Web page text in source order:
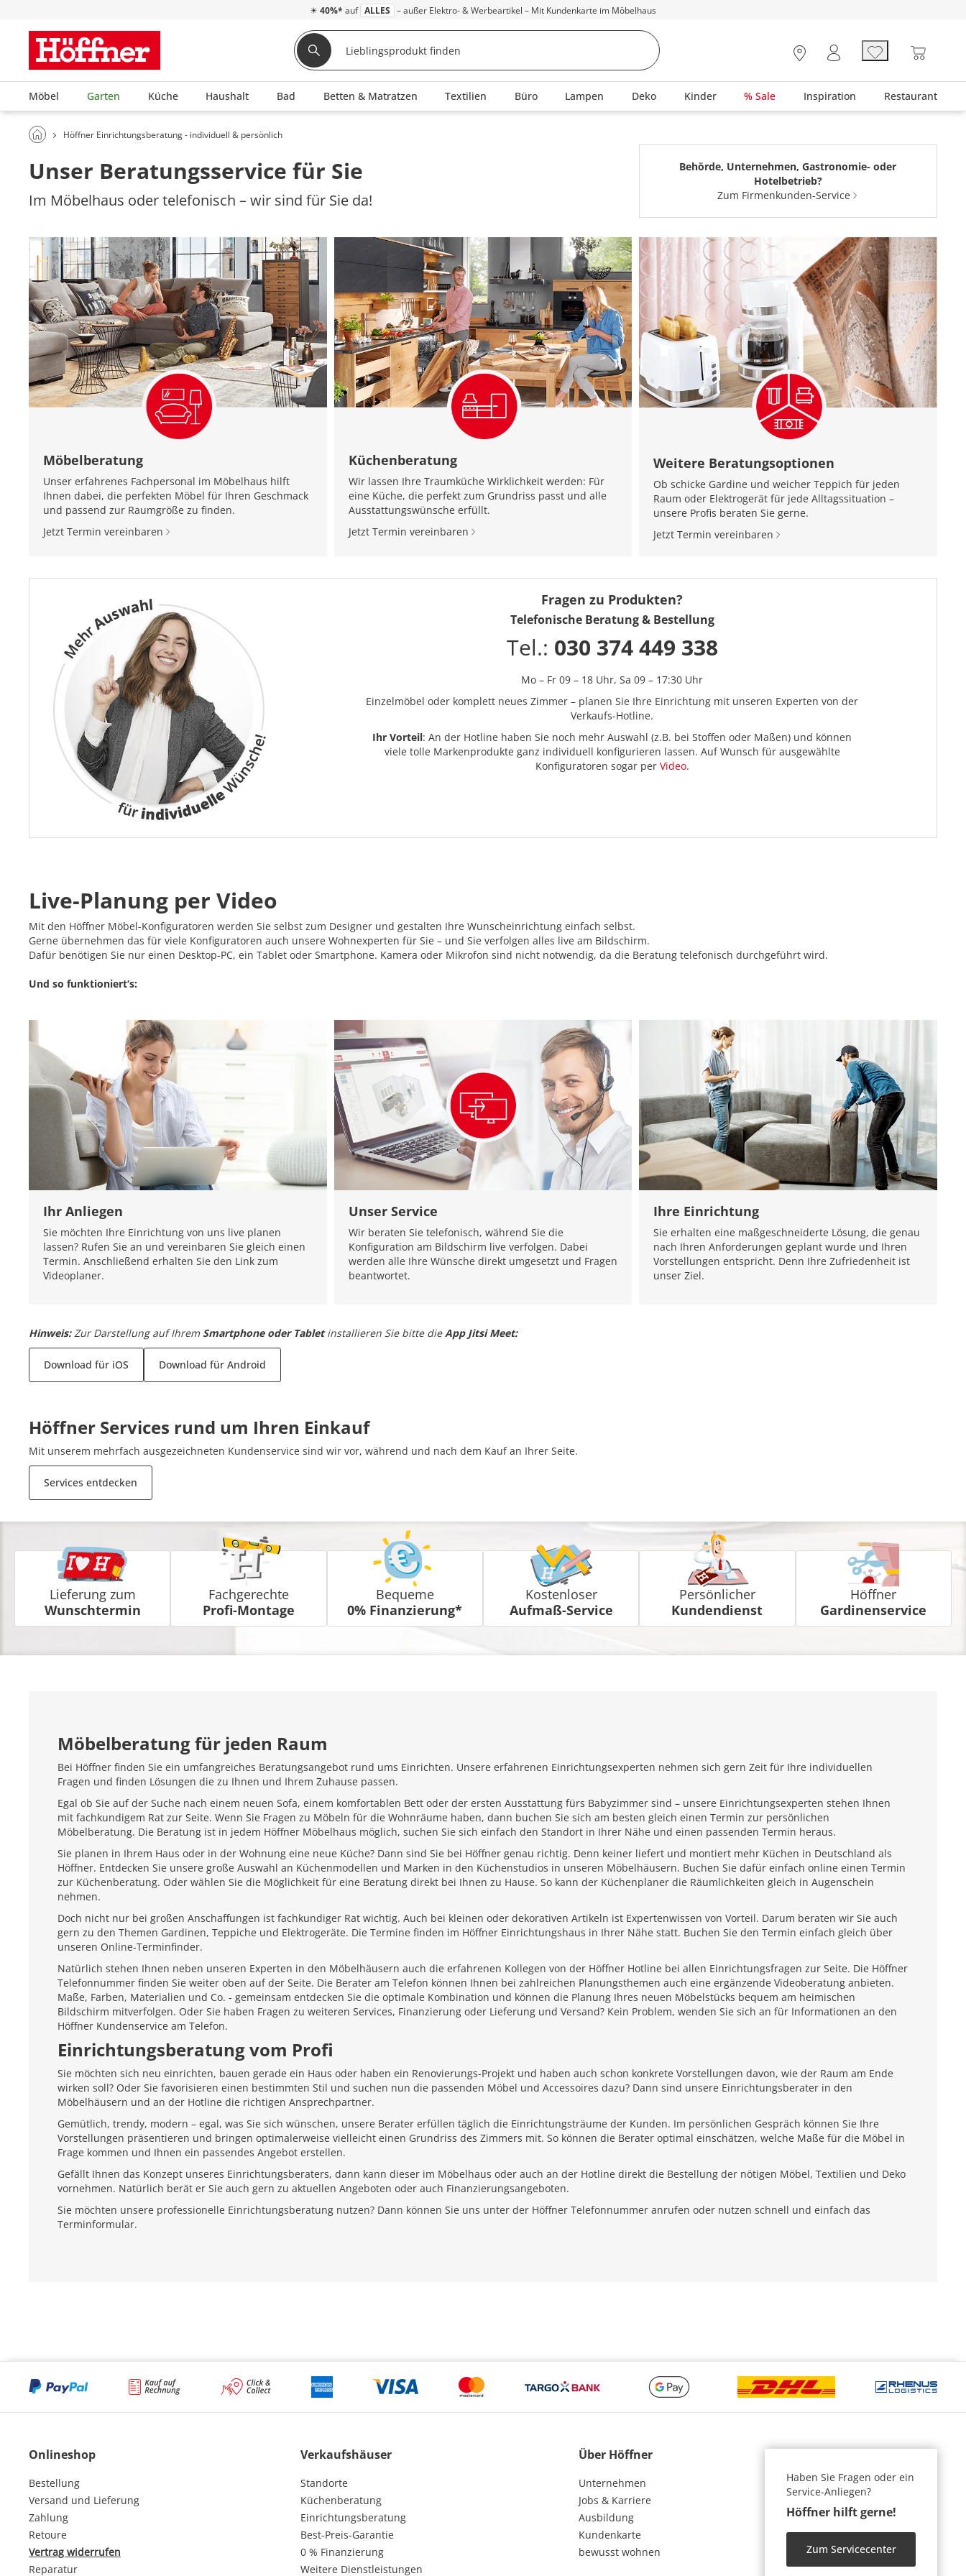
☀ 40%* auf ALLES – außer Elektro- & Werbeartikel – Mit Kundenkarte im Möbelhaus
Möbel Garten Küche Haushalt Bad Betten & Matratzen Textilien Büro Lampen Deko Kinder % Sale Inspiration Restaurant
Höffner Einrichtungsberatung - individuell & persönlich
Unser Beratungsservice für Sie
Im Möbelhaus oder telefonisch – wir sind für Sie da!
Behörde, Unternehmen, Gastronomie- oder
Hotelbetrieb?
Zum Firmenkunden-Service
Möbelberatung
Unser erfahrenes Fachpersonal im Möbelhaus hilft
Ihnen dabei, die perfekten Möbel für Ihren Geschmack
und passend zur Raumgröße zu finden.
Jetzt Termin vereinbaren
Küchenberatung
Wir lassen Ihre Traumküche Wirklichkeit werden: Für
eine Küche, die perfekt zum Grundriss passt und alle
Ausstattungswünsche erfüllt.
Jetzt Termin vereinbaren
Weitere Beratungsoptionen
Ob schicke Gardine und weicher Teppich für jeden
Raum oder Elektrogerät für jede Alltagssituation –
unsere Profis beraten Sie gerne.
Jetzt Termin vereinbaren
Fragen zu Produkten?
Telefonische Beratung & Bestellung
Tel.: 030 374 449 338
Mo – Fr 09 – 18 Uhr,Sa 09 – 17:30 Uhr
Einzelmöbel oder komplett neues Zimmer – planen Sie Ihre Einrichtung mit unseren Experten von der
Verkaufs-Hotline.
Ihr Vorteil: An der Hotline haben Sie noch mehr Auswahl (z.B. bei Stoffen oder Maßen) und können
viele tolle Markenprodukte ganz individuell konfigurieren lassen. Auf Wunsch für ausgewählte
Konfiguratoren sogar per Video.
Live-Planung per Video
Mit den Höffner Möbel-Konfiguratoren werden Sie selbst zum Designer und gestalten Ihre Wunscheinrichtung einfach selbst.
Gerne übernehmen das für viele Konfiguratoren auch unsere Wohnexperten für Sie – und Sie verfolgen alles live am Bildschirm.
Dafür benötigen Sie nur einen Desktop-PC, ein Tablet oder Smartphone. Kamera oder Mikrofon sind nicht notwendig, da die Beratung telefonisch durchgeführt wird.
Und so funktioniert‘s:
Ihr Anliegen
Sie möchten Ihre Einrichtung von uns live planen
lassen? Rufen Sie an und vereinbaren Sie gleich einen
Termin. Anschließend erhalten Sie den Link zum
Videoplaner.
Unser Service
Wir beraten Sie telefonisch, während Sie die
Konfiguration am Bildschirm live verfolgen. Dabei
werden alle Ihre Wünsche direkt umgesetzt und Fragen
beantwortet.
Ihre Einrichtung
Sie erhalten eine maßgeschneiderte Lösung, die genau
nach Ihren Anforderungen geplant wurde und Ihren
Vorstellungen entspricht. Denn Ihre Zufriedenheit ist
unser Ziel.
Hinweis: Zur Darstellung auf Ihrem Smartphone oder Tabletinstallieren Sie bitte dieApp Jitsi Meet:
Download für iOS Download für Android
Höffner Services rund um Ihren Einkauf
Mit unserem mehrfach ausgezeichneten Kundenservice sind wir vor, während und nach dem Kauf an Ihrer Seite.
Services entdecken
Lieferung zum
Wunschtermin
Fachgerechte
Profi-Montage
Bequeme
0% Finanzierung*
Kostenloser
Aufmaß-Service
Persönlicher
Kundendienst
Höffner
Gardinenservice
Möbelberatung für jeden Raum
Bei Höffner finden Sie ein umfangreiches Beratungsangebot rund ums Einrichten. Unsere erfahrenen Einrichtungsexperten nehmen sich gern Zeit für Ihre individuellen
Fragen und finden Lösungen die zu Ihnen und Ihrem Zuhause passen.
Egal ob Sie auf der Suche nach einem neuen Sofa, einem komfortablen Bett oder der ersten Ausstattung fürs Babyzimmer sind – unsere Einrichtungsexperten stehen Ihnen
mit fachkundigem Rat zur Seite. Wenn Sie Fragen zu Möbeln für die Wohnräume haben, dann buchen Sie sich am besten gleich einen Termin zur persönlichen
Möbelberatung. Die Beratung ist in jedem Höffner Möbelhaus möglich, suchen Sie sich einfach den Standort in Ihrer Nähe und einen passenden Termin heraus.
Sie planen in Ihrem Haus oder in der Wohnung eine neue Küche? Dann sind Sie bei Höffner genau richtig. Denn keiner liefert und montiert mehr Küchen in Deutschland als
Höffner. Entdecken Sie unsere große Auswahl an Küchenmodellen und Marken in den Küchenstudios in unseren Möbelhäusern. Buchen Sie dafür einfach online einen Termin
zur Küchenberatung. Oder wählen Sie die Möglichkeit für eine Beratung direkt bei Ihnen zu Hause. So kann der Küchenplaner die Räumlichkeiten gleich in Augenschein
nehmen.
Doch nicht nur bei großen Anschaffungen ist fachkundiger Rat wichtig. Auch bei kleinen oder dekorativen Artikeln ist Expertenwissen von Vorteil. Darum beraten wir Sie auch
gern zu den Themen Gardinen, Teppiche und Elektrogeräte. Die Termine finden im Höffner Einrichtungshaus in Ihrer Nähe statt. Buchen Sie den Termin einfach gleich über
unseren Online-Terminfinder.
Natürlich stehen Ihnen neben unseren Experten in den Möbelhäusern auch die erfahrenen Kollegen von der Höffner Hotline bei allen Einrichtungsfragen zur Seite. Die Höffner
Telefonnummer finden Sie weiter oben auf der Seite. Die Berater am Telefon können Ihnen bei zahlreichen Planungsthemen auch eine ergänzende Videoberatung anbieten.
Maße, Farben, Materialien und Co. - gemeinsam entdecken Sie die optimale Kombination und können die Planung Ihres neuen Möbelstücks bequem am heimischen
Bildschirm mitverfolgen. Oder Sie haben Fragen zu weiteren Services, Finanzierung oder Lieferung und Versand? Kein Problem, wenden Sie sich an für Informationen an den
Höffner Kundenservice am Telefon.
Einrichtungsberatung vom Profi
Sie möchten sich neu einrichten, bauen gerade ein Haus oder haben ein Renovierungs-Projekt und haben auch schon konkrete Vorstellungen davon, wie der Raum am Ende
wirken soll? Oder Sie favorisieren einen bestimmten Stil und suchen nun die passenden Möbel und Accessoires dazu? Dann sind unsere Einrichtungsberater in den
Möbelhäusern und an der Hotline die richtigen Ansprechpartner.
Gemütlich, trendy, modern – egal, was Sie sich wünschen, unsere Berater erfüllen täglich die Einrichtungsträume der Kunden. Im persönlichen Gespräch können Sie Ihre
Vorstellungen präsentieren und bringen optimalerweise vielleicht einen Grundriss des Zimmers mit. So können die Berater optimal einschätzen, welche Maße für die Möbel in
Frage kommen und Ihnen ein passendes Angebot erstellen.
Gefällt Ihnen das Konzept unseres Einrichtungsberaters, dann kann dieser im Möbelhaus oder auch an der Hotline direkt die Bestellung der nötigen Möbel, Textilien und Deko
vornehmen. Natürlich berät er Sie auch gern zu aktuellen Angeboten oder auch Finanzierungsangeboten.
Sie möchten unsere professionelle Einrichtungsberatung nutzen? Dann können Sie uns unter der Höffner Telefonnummer anrufen oder nutzen schnell und einfach das
Terminformular.
Onlineshop
Bestellung
Versand und Lieferung
Zahlung
Retoure
Vertrag widerrufen
Reparatur
Verkaufshäuser
Standorte
Küchenberatung
Einrichtungsberatung
Best-Preis-Garantie
0 % Finanzierung
Weitere Dienstleistungen
Über Höffner
Unternehmen
Jobs & Karriere
Ausbildung
Kundenkarte
bewusst wohnen
Haben Sie Fragen oder ein
Service-Anliegen?
Höffner hilft gerne!
Zum Servicecenter